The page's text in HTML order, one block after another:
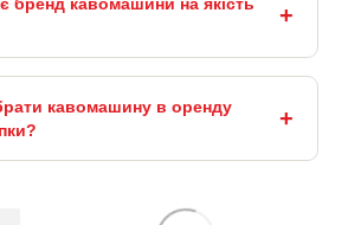
кавомашину в оренду